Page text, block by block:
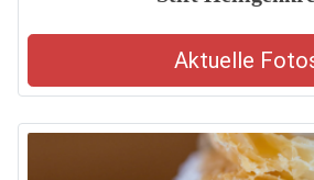
Aktuelle